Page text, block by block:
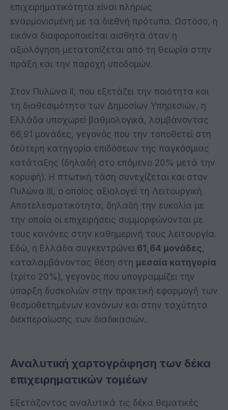
επιχειρηματικότητα είναι πλήρως
εναρμονισμένη με τα διεθνή πρότυπα. Ωστόσο, η
εικόνα διαφοροποιείται αισθητά όταν η
αξιολόγηση μετατοπίζεται από τη θεωρία στην
πράξη και την παροχή υποδομών.
Στον Πυλώνα ΙΙ, που εξετάζει την ποιότητα και
τη διαθεσιμότητα των Δημοσίων Υπηρεσιών, η
Ελλάδα υποχωρεί βαθμολογικά, λαμβάνοντας
66,91 μονάδες, γεγονός που την τοποθετεί στη
δεύτερη κατηγορία επιδόσεων της παγκόσμιας
κατάταξης (δηλαδή στο επόμενο 20% μετά την
κορυφή). Η πτωτική τάση συνεχίζεται και στον
Πυλώνα ΙΙΙ, ο οποίος αξιολογεί τη Λειτουργική
Αποτελεσματικότητα, δηλαδή την ευκολία με
την οποία οι επιχειρήσεις συμμορφώνονται με
τους κανόνες στην καθημερινή τους λειτουργία.
Εδώ, η Ελλάδα συγκεντρώνει 61,64 μονάδες,
καταλαμβάνοντας θέση στη μεσαία κατηγορία
(τρίτο 20%), γεγονός που υπογραμμίζει την
ύπαρξη δυσκολιών στην πρακτική εφαρμογή των
θεσμοθετημένων κανόνων και στην ταχύτητα
διεκπεραίωσης των διαδικασιών.
Αναλυτική χαρτογράφηση των δέκα
επιχειρηματικών τομέων
Εξετάζοντας αναλυτικά τις δέκα θεματικές